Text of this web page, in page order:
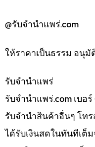
@รับจํานําแพร่.com
ให้ราคาเป็นธรรม อนุ
รับจํานำแพร่
รับจํานําแพร่.com เบอร์
รับจำนำสินค้าอื่นๆ โท
ได้รับเงินสดในทันทีเต็